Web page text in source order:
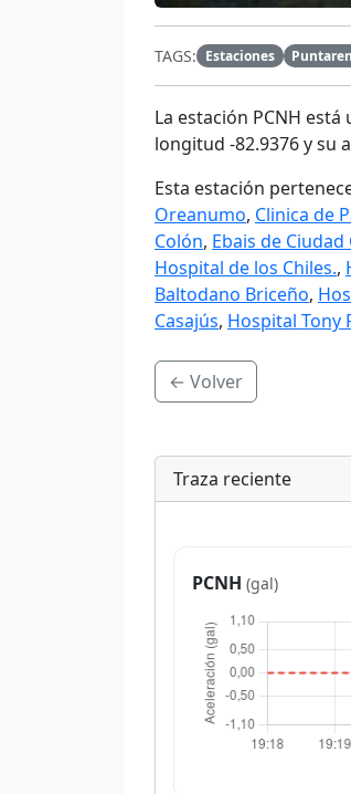
TAGS: Estaciones
La estación PCNH está
longitud -82.9376 y su
Esta estación
Oreanumo, Clinica de
Colón, Ebais de Ciudad
Hospital de los Chiles.,
Baltodano Briceño,
Casajús, Hospital Tony
← Volver
Traza reciente
PCNH (gal)